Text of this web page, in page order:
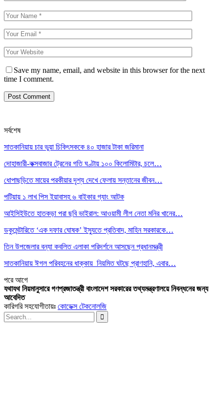
Save my name, email, and website in this browser for the next
time I comment.
সর্বশেষ
সাতকানিয়ায় চার ভুয়া চিকিৎসককে ৪০ হাজার টাকা জরিমানা
দোহাজারী-কক্সবাজার ট্রেনের গতি ঘণ্টায় ১০০ কিলোমিটার, চলে…
ধোপাছড়িতে মায়ের পরকীয়ার দৃশ্য দেখে ফেলায় সন্তানের জীবন…
পটিয়ায় ১ লাখ পিস ইয়াবাসহ ৬ বাইকার গ্যাং আটক
আইসিইউতে হাতকড়া পরা ছবি ভাইরাল: আওয়ামী লীগ নেতা মনির খানের…
ডকুমেন্টারিতে ‘এক দফার ঘোষক’ ইস্যুতে প্রতিবাদ, মাহিন সরকারকে…
তিন উপজেলার বন্যা কবলিত এলাকা পরিদর্শনে আসছেন প্রধানমন্ত্রী
সাতকানিয়ায় ঈগল পরিবহনের ধাক্কায় নিয়মিত ঘটছে প্রাণহানি, এবার…
পরেআগে
যথাযথ নিয়মানুসারে গণপ্রজাতন্ত্রী বাংলাদেশ সরকারের তথ্যমন্ত্রণালয়ে নিবন্ধনের জন্য
আবেদিত
কারিগরি সহযোগীতায়ঃ কোডেক্স টেকনোলজি